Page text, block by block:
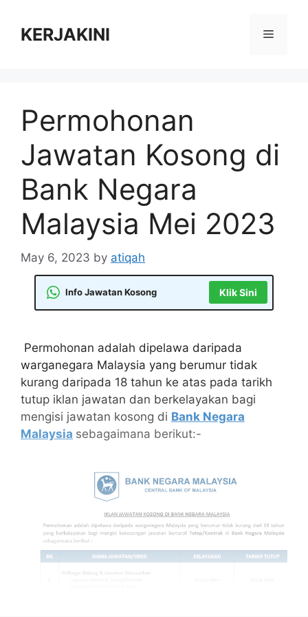
contentKERJAKINI Menu
Permohonan
Jawatan Kosong di
Bank Negara
Malaysia Mei 2023
May 6, 2023 by atiqah
Info Jawatan Kosong Klik Sini
Permohonan adalah dipelawa daripada
warganegara Malaysia yang berumur tidak
kurang daripada 18 tahun ke atas pada tarikh
tutup iklan jawatan dan berkelayakan bagi
mengisi jawatan kosong di Bank Negara
Malaysia sebagaimana berikut:-